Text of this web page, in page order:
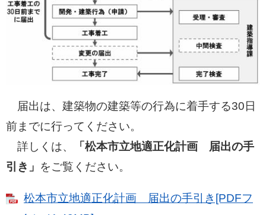
届出は、建築物の建築等の行為に着手する30日
前までに行ってください。
詳しくは、
「松本市立地適正化計画 届出の手
引き」 をご覧ください。
松本市立地適正化計画 届出の手引き[PDFフ